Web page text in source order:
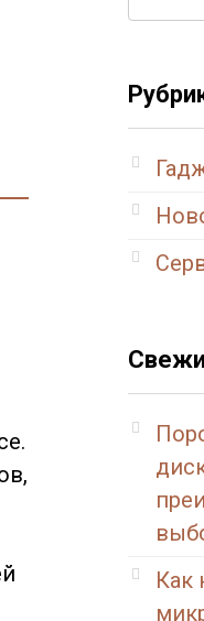
Как